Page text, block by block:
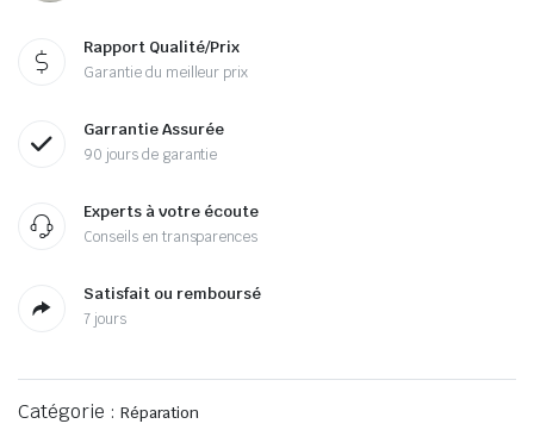
Rapport Qualité/Prix
Garantie du meilleur prix
Garrantie Assurée
90 jours de garantie
Experts à votre écoute
Conseils en transparences
Satisfait ou remboursé
7 jours
Catégorie : Réparation